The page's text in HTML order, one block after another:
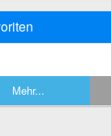
Mehr...